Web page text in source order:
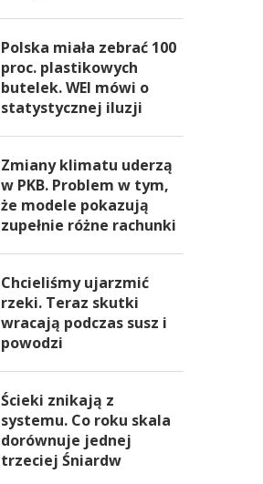
Polska miała zebrać 100
proc. plastikowych
butelek. WEI mówi o
statystycznej iluzji
Zmiany klimatu uderzą
w PKB. Problem w tym,
że modele pokazują
zupełnie różne rachunki
Chcieliśmy ujarzmić
rzeki. Teraz skutki
wracają podczas susz i
powodzi
Ścieki znikają z
systemu. Co roku skala
dorównuje jednej
trzeciej Śniardw